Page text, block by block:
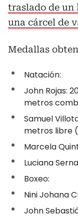
traslado de un
una cárcel de
Medallas
Natación:
John Rojas:
metros
Samuel
metros libre
Marcela
Luciana
Boxeo:
Nini Johana
John